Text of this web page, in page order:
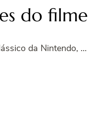
do filme
da Nintendo, …